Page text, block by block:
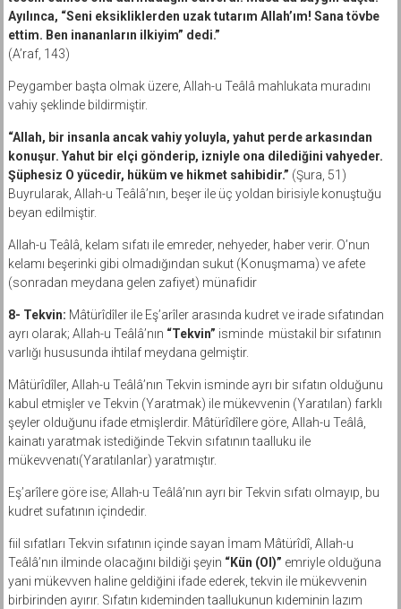
Ayılınca, “Seni eksikliklerden uzak tutarım Allah’ım! Sana tövbe
ettim. Ben inananların ilkiyim” dedi.”
(A’raf, 143)
Peygamber başta olmak üzere, Allah-u Teâlâ mahlukata muradını
vahiy şeklinde bildirmiştir.
“Allah, bir insanla ancak vahiy yoluyla, yahut perde arkasından
konuşur. Yahut bir elçi gönderip, izniyle ona dilediğini vahyeder.
Şüphesiz O yücedir, hüküm ve hikmet sahibidir.” (Şura, 51)
Buyrularak, Allah-u Teâlâ’nın, beşer ile üç yoldan birisiyle konuştuğu
beyan edilmiştir.
Allah-u Teâlâ, kelam sıfatı ile emreder, nehyeder, haber verir. O’nun
kelamı beşerinki gibi olmadığından sukut (Konuşmama) ve afete
(sonradan meydana gelen zafiyet) münafidir
8- Tekvin: Mâtürîdîler ile Eş’arîler arasında kudret ve irade sıfatından
ayrı olarak; Allah-u Teâlâ’nın “Tekvin” isminde müstakil bir sıfatının
varlığı hususunda ihtilaf meydana gelmiştir.
Mâtürîdîler, Allah-u Teâlâ’nın Tekvin isminde ayrı bir sıfatın olduğunu
kabul etmişler ve Tekvin (Yaratmak) ile mükevvenin (Yaratılan) farklı
şeyler olduğunu ifade etmişlerdir. Mâtürîdîlere göre, Allah-u Teâlâ,
kainatı yaratmak istediğinde Tekvin sıfatının taalluku ile
mükevvenatı(Yaratılanlar) yaratmıştır.
Eş’arîlere göre ise; Allah-u Teâlâ’nın ayrı bir Tekvin sıfatı olmayıp, bu
kudret sufatının içindedir.
fiil sıfatları Tekvin sıfatının içinde sayan İmam Mâtürîdî, Allah-u
Teâlâ’nın ilminde olacağını bildiği şeyin “Kün (Ol)” emriyle olduğuna
yani mükevven haline geldiğini ifade ederek, tekvin ile mükevvenin
birbirinden ayırır. Sıfatın kıdeminden taallukunun kıdeminin lazım